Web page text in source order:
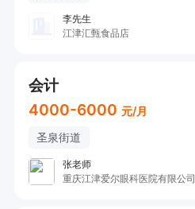
李先生
江津汇甄食品店
会计
4000-6000 元/月
圣泉街道
张老师
重庆江津爱尔眼科医院有限公司